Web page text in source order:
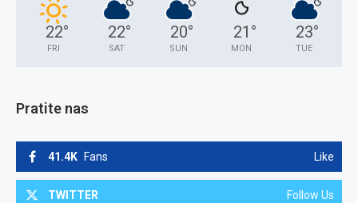
22°
FRI
22°
SAT
20°
SUN
21 °
MON
23°
TUE
Pratite nas
41.4K Fans Like
TWITTER Follow Us